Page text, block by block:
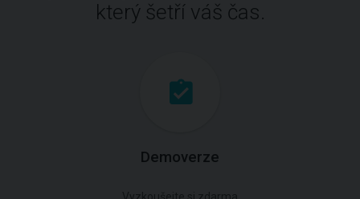
který šetří váš čas.
Demoverze